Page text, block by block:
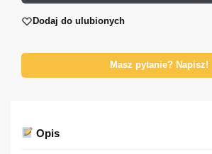
Dodaj do ulubionych
Masz pytanie? Napisz!
Opis